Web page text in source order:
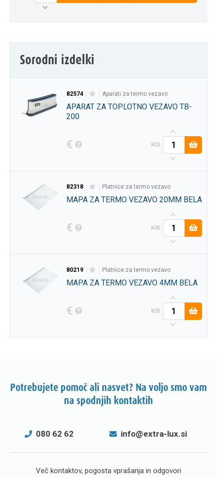
Sorodni izdelki
82574 aparati za termo vezavo
APARAT ZA TOPLOTNO VEZAVO TB-
200
€ KOS
82318 platnice za termo vezavo
MAPA ZA TERMO VEZAVO 20MM BELA
€ KOS
80219 platnice za termo vezavo
MAPA ZA TERMO VEZAVO 4MM BELA
€ KOS
Potrebujete pomoč ali nasvet? Na voljo smo vam
na spodnjih kontaktih
080 62 62 info@extra-lux.si
Več kontaktov, pogosta vprašanja in odgovori